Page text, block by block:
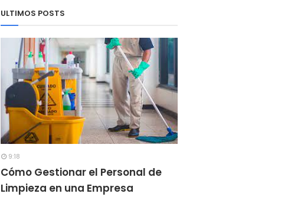
ULTIMOS POSTS
9:18
Cómo Gestionar el Personal de
Limpieza en una Empresa